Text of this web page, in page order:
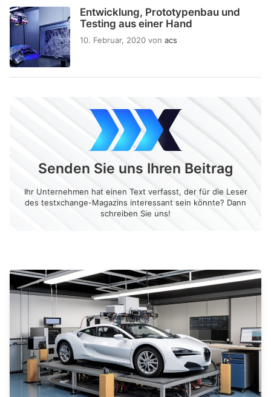
Entwicklung, Prototypenbau und
Testing aus einer Hand
10. Februar, 2020 von acs
Senden Sie uns Ihren Beitrag
Ihr Unternehmen hat einen Text verfasst, der für die Leser
des testxchange-Magazins interessant sein könnte? Dann
schreiben Sie uns!